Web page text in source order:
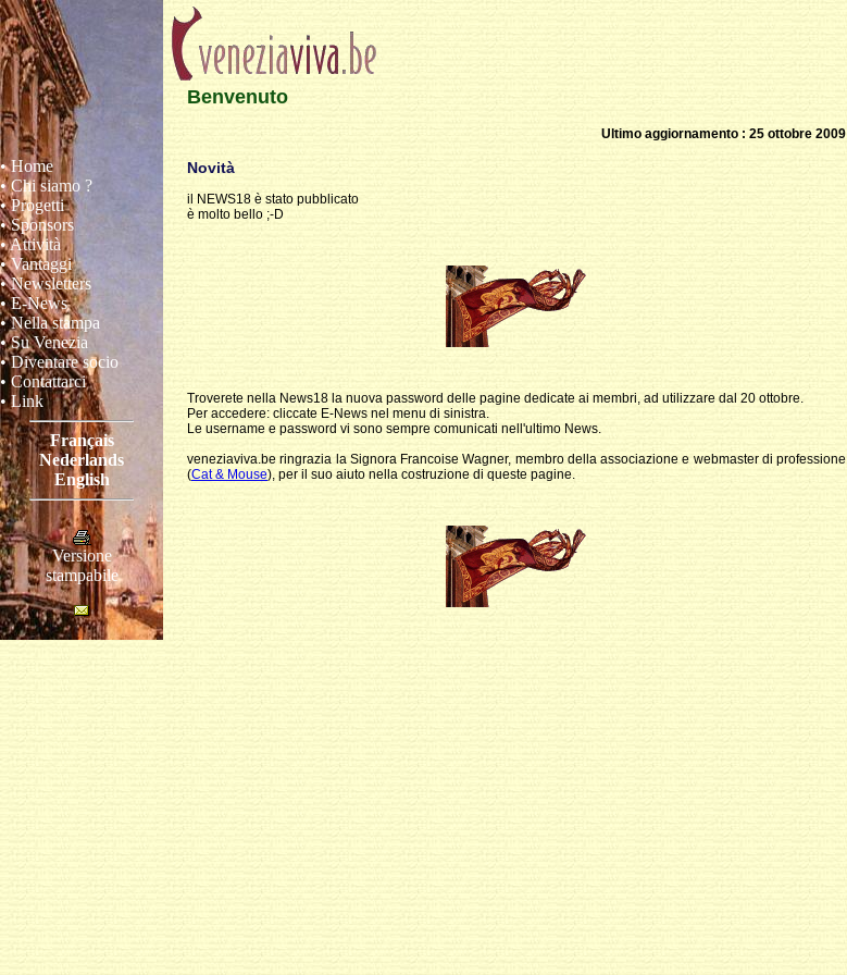
• Home
• Chi siamo ?
• Progetti
• Sponsors
• Attività
• Vantaggi
• Newsletters
• E-News
• Nella stampa
• Su Venezia
• Diventare socio
• Contattarci
• Link
Français
Nederlands
English
Versione
stampabile
Benvenuto
Ultimo aggiornamento : 25 ottobre 2009
Novità
il NEWS18 è stato pubblicato
è molto bello ;-D
Troverete nella News18 la nuova password delle pagine dedicate ai membri, ad utilizzare dal 20 ottobre.
Per accedere: cliccate E-News nel menu di sinistra.
Le username e password vi sono sempre comunicati nell'ultimo News.
veneziaviva.be ringrazia la Signora Francoise Wagner, membro della associazione e webmaster di professione
(Cat & Mouse), per il suo aiuto nella costruzione di queste pagine.